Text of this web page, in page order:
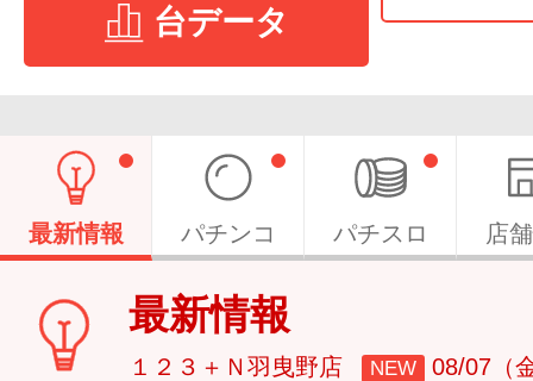
台データ
最新情報 パチンコ パチスロ 店
最新情報
１２３＋Ｎ羽曳野店 NEW 08/07（